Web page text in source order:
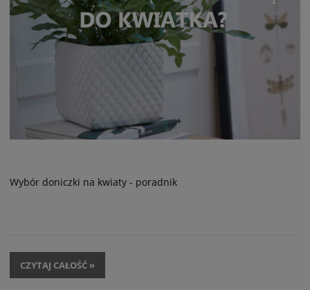
Wybór doniczki na kwiaty - poradnik
CZYTAJ CAŁOŚĆ »